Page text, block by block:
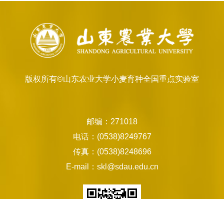
版权所有©山东农业大学小麦育种全国重点实验室
邮编：271018
电话：(0538)8249767
传真：(0538)8248696
E-mail：skl@sdau.edu.cn